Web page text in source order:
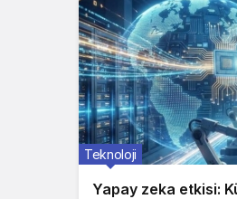
Yapay zeka etkisi:
Teknoloji